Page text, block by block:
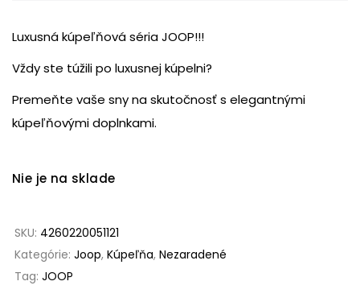
Luxusná kúpeľňová séria JOOP!!!
Vždy ste túžili po luxusnej kúpelni?
Premeňte vaše sny na skutočnosť s elegantnými
kúpeľňovými doplnkami.
Nie je na sklade
SKU: 4260220051121
Kategórie: Joop, Kúpeľňa, Nezaradené
Tag: JOOP